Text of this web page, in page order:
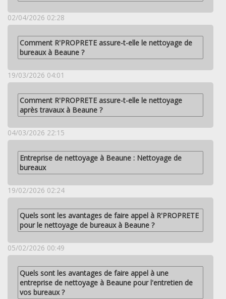
02/04/2026 02:28
Comment R'PROPRETE assure-t-elle le nettoyage de
bureaux à Beaune ?
19/03/2026 04:01
Comment R'PROPRETE assure-t-elle le nettoyage
après travaux à Beaune ?
04/03/2026 22:15
Entreprise de nettoyage à Beaune : Nettoyage de
bureaux
19/02/2026 02:24
Quels sont les avantages de faire appel à R'PROPRETE
pour le nettoyage de bureaux à Beaune ?
05/02/2026 00:49
Quels sont les avantages de faire appel à une
entreprise de nettoyage à Beaune pour l'entretien de
vos bureaux ?